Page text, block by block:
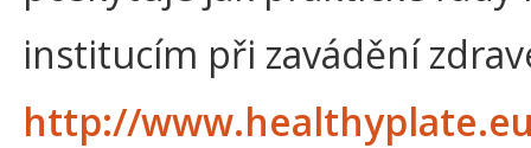
institucím při zavádění
http://